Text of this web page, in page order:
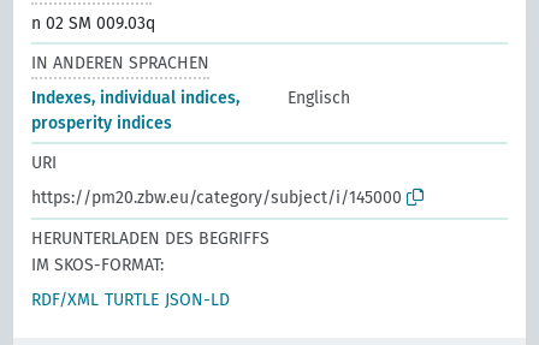
n 02 SM 009.03q
IN ANDEREN SPRACHEN
Indexes, individual indices,
prosperity indices
Englisch
URI
https://pm20.zbw.eu/category/subject/i/145000
HERUNTERLADEN DES BEGRIFFS
IM SKOS-FORMAT:
RDF/XML TURTLE JSON-LD